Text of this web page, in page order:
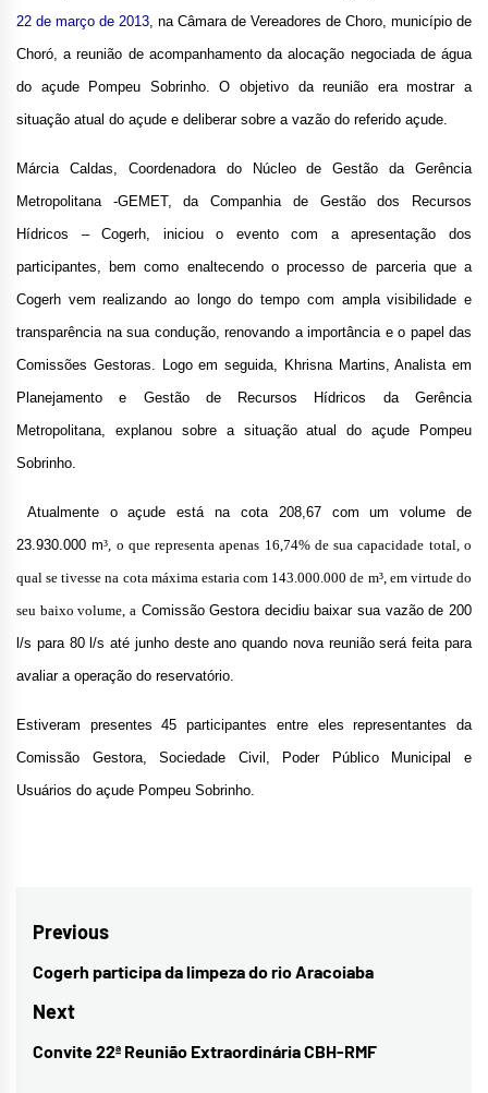
22 de março de 2013 , na Câmara de Vereadores de Choro, município de
Choró, a reunião de acompanhamento da alocação negociada de água
do açude Pompeu Sobrinho. O objetivo da reunião era mostrar a
situação atual do açude e deliberar sobre a vazão do referido açude.
Márcia Caldas, Coordenadora do Núcleo de Gestão da Gerência
Metropolitana -GEMET, da Companhia de Gestão dos Recursos
Hídricos – Cogerh, iniciou o evento com a apresentação dos
participantes, bem como enaltecendo o processo de parceria que a
Cogerh vem realizando ao longo do tempo com ampla visibilidade e
transparência na sua condução, renovando a importância e o papel das
Comissões Gestoras. Logo em seguida, Khrisna Martins, Analista em
Planejamento e Gestão de Recursos Hídricos da Gerência
Metropolitana, explanou sobre a situação atual do açude Pompeu
Sobrinho.
Atualmente o açude está na cota 208,67 com um volume de
23.930.000 m³, o que representa apenas 16,74% de sua capacidade total, o
qual se tivesse na cota máxima estaria com 143.000.000 de m³, em virtude do
seu baixo volume, a Comissão Gestora decidiu baixar sua vazão de 200
l/s para 80 l/s até junho deste ano quando nova reunião será feita para
avaliar a operação do reservatório.
Estiveram presentes 45 participantes entre eles representantes da
Comissão Gestora, Sociedade Civil, Poder Público Municipal e
Usuários do açude Pompeu Sobrinho.
Navegação
de
Post
Previous
Previous
post:
Cogerh participa da limpeza do rio Aracoiaba
Next
Next
Convite 22ª Reunião Extraordinária CBH-RMF